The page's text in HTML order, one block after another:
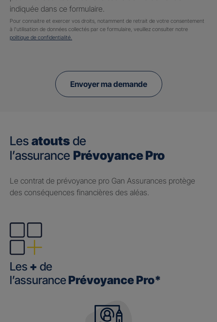
indiquée dans ce formulaire.
Pour connaitre et exercer vos droits, notamment de retrait de votre consentement
à l'utilisation de données collectés par ce formulaire, veuillez consulter notre
politique de confidentialité.
Envoyer ma demande
Les atouts de
l’assurance Prévoyance Pro
Le contrat de prévoyance pro Gan Assurances protège
des conséquences financières des aléas.
Les + de
l’assurance Prévoyance Pro*